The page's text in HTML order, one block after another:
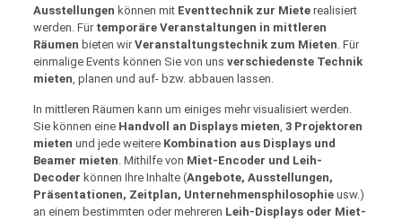
Ausstellungen können mit Eventtechnik zur Mieterealisiert
werden. Für temporäre Veranstaltungen in mittleren
Räumen bieten wirVeranstaltungstechnik zum Mieten. Für
einmalige Events können Sie von uns verschiedenste Technik
mieten, planen und auf- bzw. abbauen lassen.
In mittleren Räumen kann um einiges mehr visualisiert werden.
Sie können eine Handvoll an Displays mieten, 3 Projektoren
mieten und jede weitere Kombination aus Displays und
Beamer mieten. Mithilfe von Miet-Encoder und Leih-
Decoder können Ihre Inhalte (Angebote, Ausstellungen,
Präsentationen, Zeitplan, Unternehmensphilosophieusw.)
an einem bestimmten oder mehreren Leih-Displays oder Miet-